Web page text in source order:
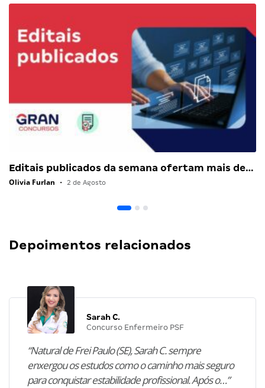
Editais publicados da semana ofertam mais de…
Olivia Furlan • 2 de Agosto
Depoimentos relacionados
Sarah C.
Concurso Enfermeiro PSF
“Natural de Frei Paulo (SE), Sarah C. sempre
enxergou os estudos como o caminho mais seguro
para conquistar estabilidade profissional. Após o…”